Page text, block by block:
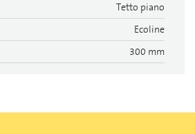
Tetto piano
Ecoline
300 mm